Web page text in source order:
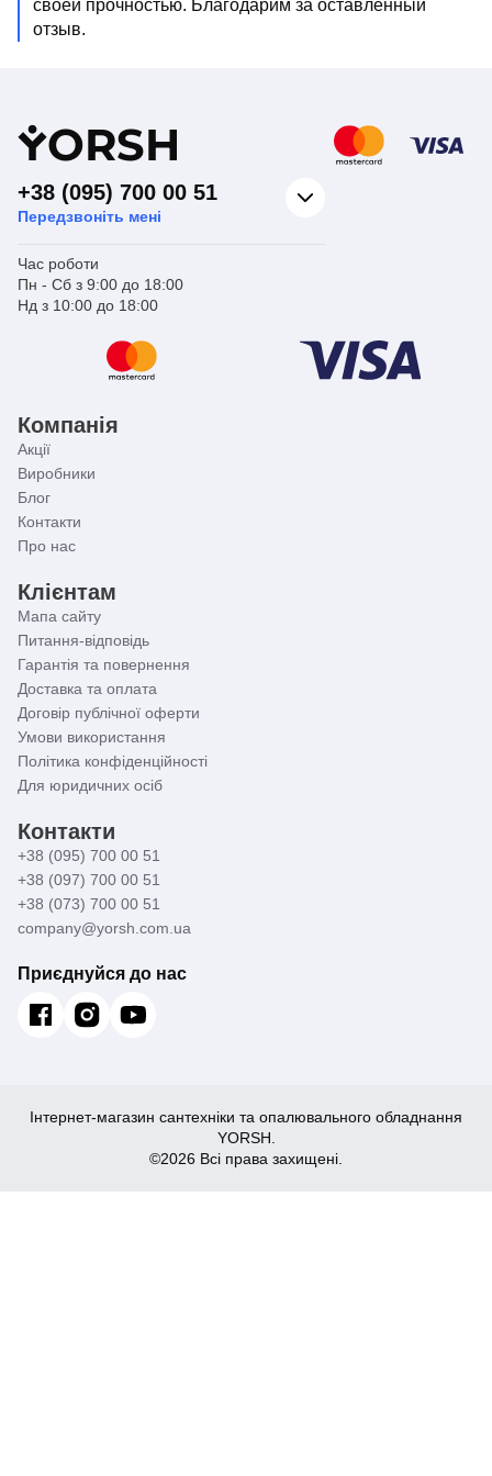
своей прочностью. Благодарим за оставленный
отзыв.
YORSH
+38 (095) 700 00 51
Передзвоніть мені
Час роботи
Пн - Сб з 9:00 до 18:00
Нд з 10:00 до 18:00
Компанія
Акції
Виробники
Блог
Контакти
Про нас
Клієнтам
Мапа сайту
Питання-відповідь
Гарантія та повернення
Доставка та оплата
Договір публічної оферти
Умови використання
Політика конфіденційності
Для юридичних осіб
Контакти
+38 (095) 700 00 51
+38 (097) 700 00 51
+38 (073) 700 00 51
company@yorsh.com.ua
Приєднуйся до нас
Інтернет-магазин сантехніки та опалювального обладнання
YORSH.
©2026 Всі права захищені.